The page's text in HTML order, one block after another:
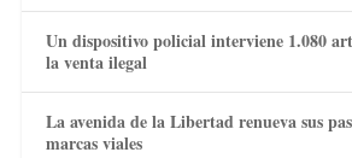
Un dispositivo policial interviene 1.080
la venta ilegal
La avenida de la Libertad renueva sus
marcas viales